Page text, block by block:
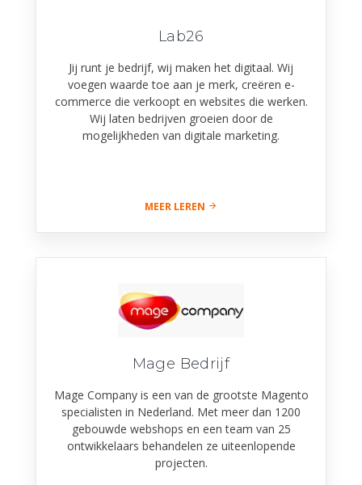
Lab26
Jij runt je bedrijf, wij maken het digitaal. Wij
voegen waarde toe aan je merk, creëren e-
commerce die verkoopt en websites die werken.
Wij laten bedrijven groeien door de
mogelijkheden van digitale marketing.
MEER LEREN
Mage Bedrijf
Mage Company is een van de grootste Magento
specialisten in Nederland. Met meer dan 1200
gebouwde webshops en een team van 25
ontwikkelaars behandelen ze uiteenlopende
projecten.